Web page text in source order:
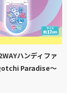
ハンディファ
Paradise～